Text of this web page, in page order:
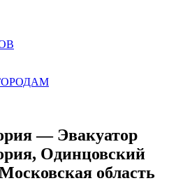
— Эвакуатор
Одинцовский
область